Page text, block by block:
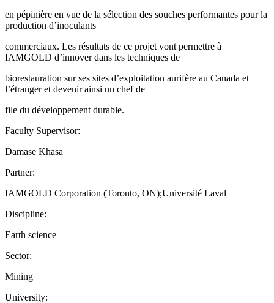
en pépinière en vue de la sélection des souches performantes pour la
production d’inoculants
commerciaux. Les résultats de ce projet vont permettre à
IAMGOLD d’innover dans les techniques de
biorestauration sur ses sites d’exploitation aurifère au Canada et
l’étranger et devenir ainsi un chef de
file du développement durable.
Faculty Supervisor:
Damase Khasa
Partner:
IAMGOLD Corporation (Toronto, ON);Université Laval
Discipline:
Earth science
Sector:
Mining
University: